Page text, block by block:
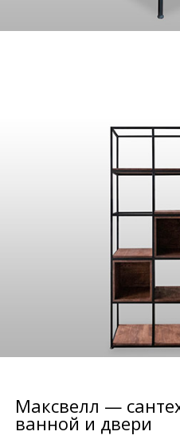
Максвелл —
ванной и двери